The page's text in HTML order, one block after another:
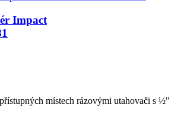
Impact
místech rázovými utahovači s ½"